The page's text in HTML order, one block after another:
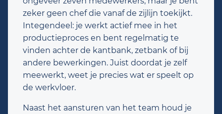
zeker geen chef die vanaf de zijlijn toekijkt.
Integendeel: je werkt actief mee in het
productieproces en bent regelmatig te
vinden achter de kantbank, zetbank of bij
andere bewerkingen. Juist doordat je zelf
meewerkt, weet je precies wat er speelt op
de werkvloer.
Naast het aansturen van het team houd je